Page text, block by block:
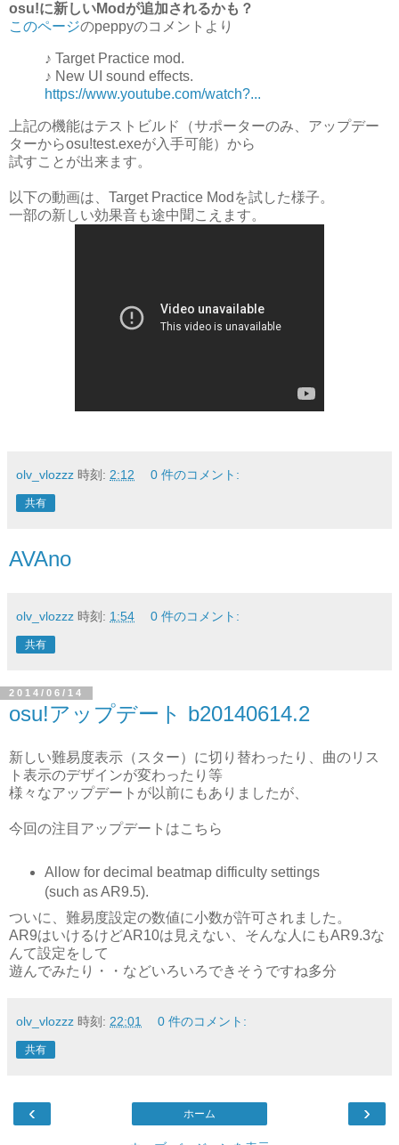
osu!に新しいModが追加されるかも？
このページのpeppyのコメントより
♪ Target Practice mod.
♪ New UI sound effects.
https://www.youtube.com/watch?...
上記の機能はテストビルド（サポーターのみ、アップデー
ターからosu!test.exeが入手可能）から
試すことが出来ます。
以下の動画は、Target Practice Modを試した様子。
一部の新しい効果音も途中聞こえます。
olv_vlozzz 時刻: 2:12 0 件のコメント:
共有
AVAno
olv_vlozzz 時刻: 1:54 0 件のコメント:
共有
2014/06/14
osu!アップデート b20140614.2
新しい難易度表示（スター）に切り替わったり、曲のリス
ト表示のデザインが変わったり等
様々なアップデートが以前にもありましたが、
今回の注目アップデートはこちら
Allow for decimal beatmap difficulty settings
(such as AR9.5).
ついに、難易度設定の数値に小数が許可されました。
AR9はいけるけどAR10は見えない、そんな人にもAR9.3な
んて設定をして
遊んでみたり・・などいろいろできそうですね多分
olv_vlozzz 時刻: 22:01 0 件のコメント:
共有
‹ ›
ホーム